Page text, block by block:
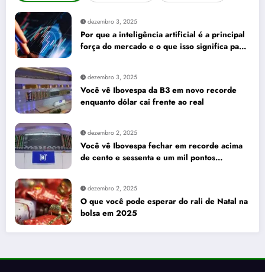
dezembro 3, 2025
Por que a inteligência artificial é a principal
força do mercado e o que isso significa para
dezembro 3, 2025
Você vê Ibovespa da B3 em novo recorde
enquanto dólar cai frente ao real
dezembro 2, 2025
Você vê Ibovespa fechar em recorde acima
de cento e sessenta e um mil pontos
dezembro 2, 2025
O que você pode esperar do rali de Natal na
bolsa em 2025